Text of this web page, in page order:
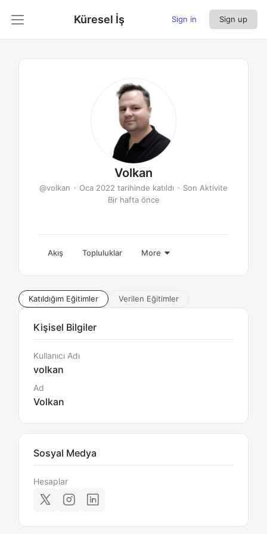
Küresel İş Sign in Sign up
Volkan
@volkan • Oca 2022 tarihinde katıldı • Son Aktivite
Bir hafta önce
Akış Topluluklar More
Katıldığım Eğitimler Verilen Eğitimler
Kişisel Bilgiler
Kullanıcı Adı
volkan
Ad
Volkan
Sosyal Medya
Hesaplar